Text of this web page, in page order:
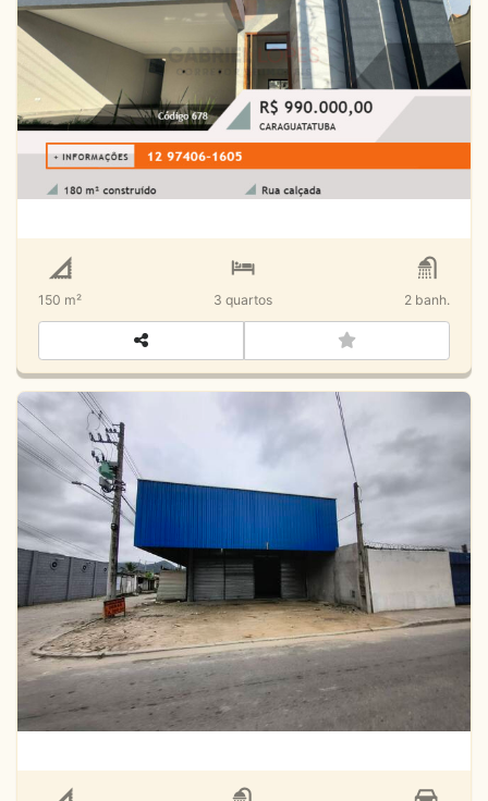
Marina_Caraguatatuba_SP
R$
Venda
Pontal de Santa Marina
150 m² 3 quartos 2 banh.
Loja Comercial 160 m² (galpão)
R$ Locação